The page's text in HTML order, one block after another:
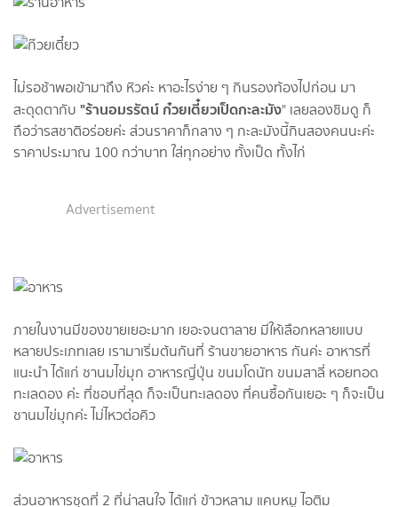
ไม่รอช้าพอเข้ามาถึง หิวค่ะ หาอะไรง่าย ๆ กินรองท้องไปก่อน มา
สะดุดตากับ "ร้านอมรรัตน์ ก๋วยเตี๋ยวเป็ดกะละมัง" เลยลองชิมดู ก็
ถือว่ารสชาติอร่อยค่ะ ส่วนราคาก็กลาง ๆ กะละมังนี้กินสองคนนะค่ะ
ราคาประมาณ 100 กว่าบาท ใส่ทุกอย่าง ทั้งเป็ด ทั้งไก่
Advertisement
ภายในงานมีของขายเยอะมาก เยอะจนตาลาย มีให้เลือกหลายแบบ
หลายประเภทเลย เรามาเริ่มต้นกันที่ ร้านขายอาหาร กันค่ะ อาหารที่
แนะนำ ได้แก่ ชานมไข่มุก อาหารญี่ปุ่น ขนมโดนัท ขนมสาลี่ หอยทอด
ทะเลดอง ค่ะ ที่ชอบที่สุด ก็จะเป็นทะเลดอง ที่คนซื้อกันเยอะ ๆ ก็จะเป็น
ชานมไข่มุกค่ะ ไม่ไหวต่อคิว
ส่วนอาหารชุดที่ 2 ที่น่าสนใจ ได้แก่ ข้าวหลาม แคบหมู ไอติม